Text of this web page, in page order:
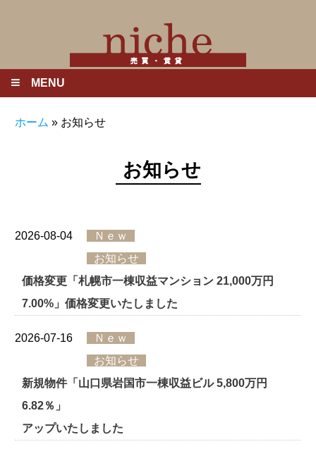
MENU
ホーム » お知らせ
お知らせ
2026-08-04
Ｎｅｗ
お知らせ
価格変更「札幌市一棟収益マンション 21,000万円
7.00%」価格変更いたしました
2026-07-16
Ｎｅｗ
お知らせ
新規物件「山口県岩国市一棟収益ビル 5,800万円
6.82％」
アップいたしました